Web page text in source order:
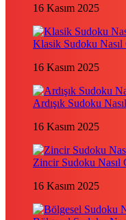
16 Kasım 2025
Klasik Sudoku Nasıl
16 Kasım 2025
Ardışık Sudoku
16 Kasım 2025
Zincir Sudoku Nasıl
16 Kasım 2025